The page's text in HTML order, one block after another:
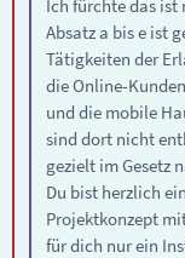
Ich fürchte das ist
Absatz a bis e ist
Tätigkeiten der
die Online-
und die mobile
sind dort nicht
gezielt im Gesetz
Du bist herzlich
Projektkonzept
für dich nur ein